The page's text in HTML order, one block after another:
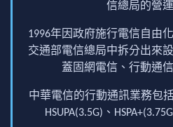
信總局的營
1996年因政府施行電信自由
交通部電信總局中拆分出來
蓋固網電信、行動通
中華電信的行動通訊業務包括
HSUPA(3.5G)、